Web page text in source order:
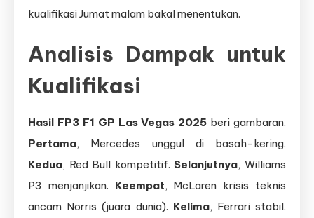
kualifikasi Jumat malam bakal menentukan.
Analisis Dampak untuk
Kualifikasi
Hasil FP3 F1 GP Las Vegas 2025 beri gambaran.
Pertama, Mercedes unggul di basah-kering.
Kedua, Red Bull kompetitif. Selanjutnya, Williams
P3 menjanjikan. Keempat, McLaren krisis teknis
ancam Norris (juara dunia). Kelima, Ferrari stabil.